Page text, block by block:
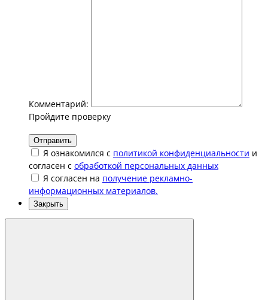
Комментарий:
Пройдите проверку
Отправить
Я ознакомился с политикой конфиденциальности и
согласен с обработкой персональных данных
Я согласен на получение рекламно-
информационных материалов.
Закрыть